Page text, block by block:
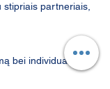
partneriais,
bei individualų